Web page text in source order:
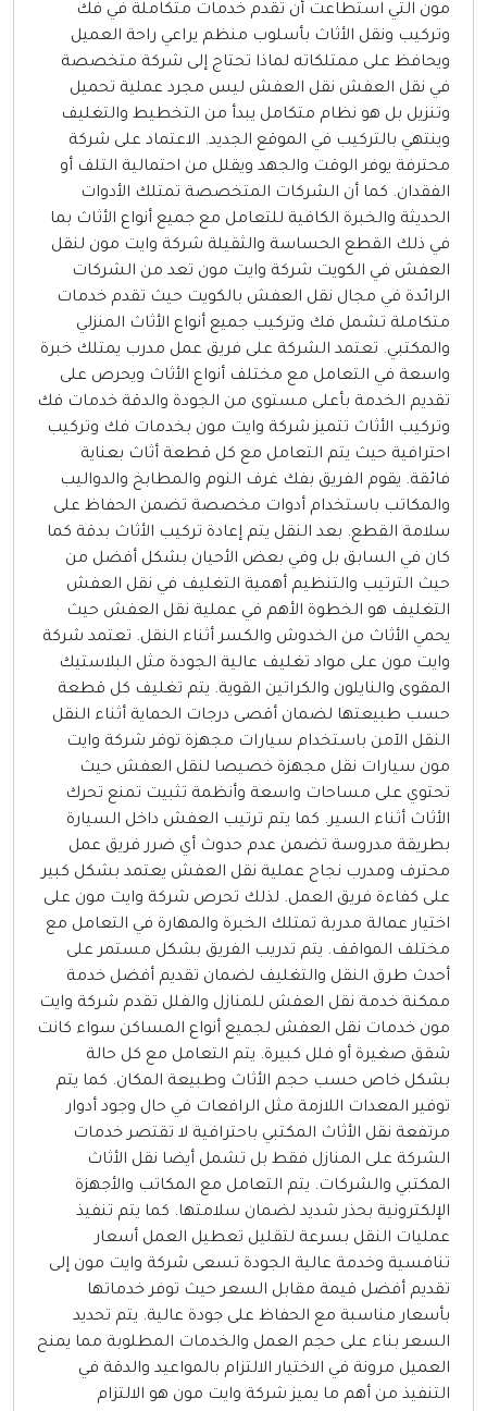
مون التي استطاعت أن تقدم خدمات متكاملة في فك
وتركيب ونقل الأثاث بأسلوب منظم يراعي راحة العميل
ويحافظ على ممتلكاته لماذا تحتاج إلى شركة متخصصة
في نقل العفش نقل العفش ليس مجرد عملية تحميل
وتنزيل بل هو نظام متكامل يبدأ من التخطيط والتغليف
وينتهي بالتركيب في الموقع الجديد. الاعتماد على شركة
محترفة يوفر الوقت والجهد ويقلل من احتمالية التلف أو
الفقدان. كما أن الشركات المتخصصة تمتلك الأدوات
الحديثة والخبرة الكافية للتعامل مع جميع أنواع الأثاث بما
في ذلك القطع الحساسة والثقيلة شركة وايت مون لنقل
العفش في الكويت شركة وايت مون تعد من الشركات
الرائدة في مجال نقل العفش بالكويت حيث تقدم خدمات
متكاملة تشمل فك وتركيب جميع أنواع الأثاث المنزلي
والمكتبي. تعتمد الشركة على فريق عمل مدرب يمتلك خبرة
واسعة في التعامل مع مختلف أنواع الأثاث ويحرص على
تقديم الخدمة بأعلى مستوى من الجودة والدقة خدمات فك
وتركيب الأثاث تتميز شركة وايت مون بخدمات فك وتركيب
احترافية حيث يتم التعامل مع كل قطعة أثاث بعناية
فائقة. يقوم الفريق بفك غرف النوم والمطابخ والدواليب
والمكاتب باستخدام أدوات مخصصة تضمن الحفاظ على
سلامة القطع. بعد النقل يتم إعادة تركيب الأثاث بدقة كما
كان في السابق بل وفي بعض الأحيان بشكل أفضل من
حيث الترتيب والتنظيم أهمية التغليف في نقل العفش
التغليف هو الخطوة الأهم في عملية نقل العفش حيث
يحمي الأثاث من الخدوش والكسر أثناء النقل. تعتمد شركة
وايت مون على مواد تغليف عالية الجودة مثل البلاستيك
المقوى والنايلون والكراتين القوية. يتم تغليف كل قطعة
حسب طبيعتها لضمان أقصى درجات الحماية أثناء النقل
النقل الآمن باستخدام سيارات مجهزة توفر شركة وايت
مون سيارات نقل مجهزة خصيصا لنقل العفش حيث
تحتوي على مساحات واسعة وأنظمة تثبيت تمنع تحرك
الأثاث أثناء السير. كما يتم ترتيب العفش داخل السيارة
بطريقة مدروسة تضمن عدم حدوث أي ضرر فريق عمل
محترف ومدرب نجاح عملية نقل العفش يعتمد بشكل كبير
على كفاءة فريق العمل. لذلك تحرص شركة وايت مون على
اختيار عمالة مدربة تمتلك الخبرة والمهارة في التعامل مع
مختلف المواقف. يتم تدريب الفريق بشكل مستمر على
أحدث طرق النقل والتغليف لضمان تقديم أفضل خدمة
ممكنة خدمة نقل العفش للمنازل والفلل تقدم شركة وايت
مون خدمات نقل العفش لجميع أنواع المساكن سواء كانت
شقق صغيرة أو فلل كبيرة. يتم التعامل مع كل حالة
بشكل خاص حسب حجم الأثاث وطبيعة المكان. كما يتم
توفير المعدات اللازمة مثل الرافعات في حال وجود أدوار
مرتفعة نقل الأثاث المكتبي باحترافية لا تقتصر خدمات
الشركة على المنازل فقط بل تشمل أيضا نقل الأثاث
المكتبي والشركات. يتم التعامل مع المكاتب والأجهزة
الإلكترونية بحذر شديد لضمان سلامتها. كما يتم تنفيذ
عمليات النقل بسرعة لتقليل تعطيل العمل أسعار
تنافسية وخدمة عالية الجودة تسعى شركة وايت مون إلى
تقديم أفضل قيمة مقابل السعر حيث توفر خدماتها
بأسعار مناسبة مع الحفاظ على جودة عالية. يتم تحديد
السعر بناء على حجم العمل والخدمات المطلوبة مما يمنح
العميل مرونة في الاختيار الالتزام بالمواعيد والدقة في
التنفيذ من أهم ما يميز شركة وايت مون هو الالتزام